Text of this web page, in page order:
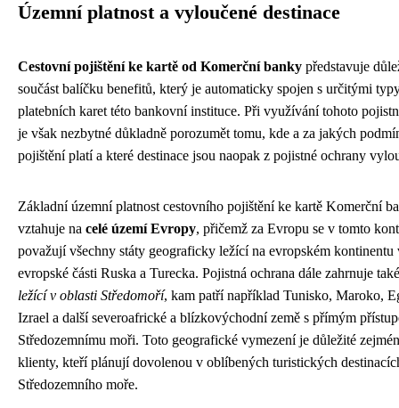
Územní platnost a vyloučené destinace
Cestovní pojištění ke kartě od Komerční banky představuje
součást balíčku benefitů, který je automaticky spojen s určitými
platebních karet této bankovní instituce. Při využívání tohoto
je však nezbytné důkladně porozumět tomu, kde a za jakých
pojištění platí a které destinace jsou naopak z pojistné ochrany
Základní územní platnost cestovního pojištění ke kartě Komerční
vztahuje na celé území Evropy, přičemž za Evropu se v tomto
považují všechny státy geograficky ležící na evropském kontinentu
evropské části Ruska a Turecka. Pojistná ochrana dále zahrnuje
ležící v oblasti Středomoří, kam patří například Tunisko, Maroko,
Izrael a další severoafrické a blízkovýchodní země s přímým
Středozemnímu moři. Toto geografické vymezení je důležité
klienty, kteří plánují dovolenou v oblíbených turistických
Středozemního moře.